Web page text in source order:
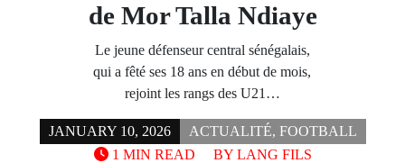
de Mor Talla Ndiaye
Le jeune défenseur central sénégalais,
qui a fêté ses 18 ans en début de mois,
rejoint les rangs des U21…
JANUARY 10, 2026 ACTUALITÉ, FOOTBALL
BY LANG FILS
1 MIN READ